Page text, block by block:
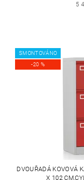
5
SMONTOVÁNO
-20 %
DVOUŘADÁ KOVOVÁ
X 102